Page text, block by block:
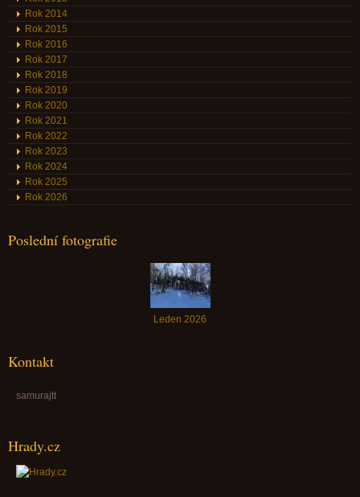
Rok 2014
Rok 2015
Rok 2016
Rok 2017
Rok 2018
Rok 2019
Rok 2020
Rok 2021
Rok 2022
Rok 2023
Rok 2024
Rok 2025
Rok 2026
Poslední fotografie
Leden 2026
Kontakt
samurajtt
Hrady.cz